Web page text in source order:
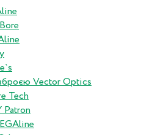
Vector Optics
Tech
Patron